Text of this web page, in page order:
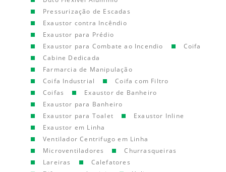
Pressurização de Escadas
Exaustor contra Incêndio
Exaustor para Prédio
Exaustor para Combate ao Incendio
Coifa
Cabine Dedicada
Farmarcia de Manipulação
Coifa Industrial
Coifa com Filtro
Coifas
Exaustor de Banheiro
Exaustor para Banheiro
Exaustor para Toalet
Exaustor Inline
Exaustor em Linha
Ventilador Centrifugo em Linha
Microventiladores
Churrasqueiras
Lareiras
Calefatores